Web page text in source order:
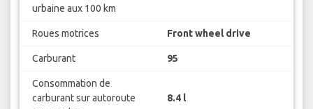
urbaine aux 100 km
Roues motrices Front wheel drive
Carburant 95
Consommation de
carburant sur autoroute
8.4 l